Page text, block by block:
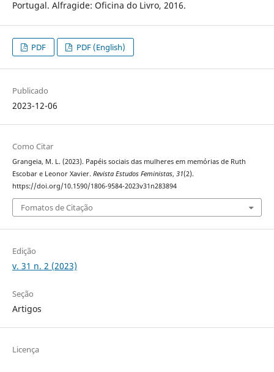
Portugal. Alfragide: Oficina do Livro, 2016.
PDF PDF (English)
Publicado
2023-12-06
Como Citar
Grangeia, M. L. (2023). Papéis sociais das mulheres em memórias de Ruth
Escobar e Leonor Xavier. Revista Estudos Feministas, 31(2).
https://doi.org/10.1590/1806-9584-2023v31n283894
Fomatos de Citação
Edição
v. 31 n. 2 (2023)
Seção
Artigos
Licença